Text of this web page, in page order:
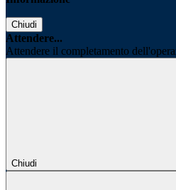
Chiudi
Attendere...
Attendere il completamento
Chiudi